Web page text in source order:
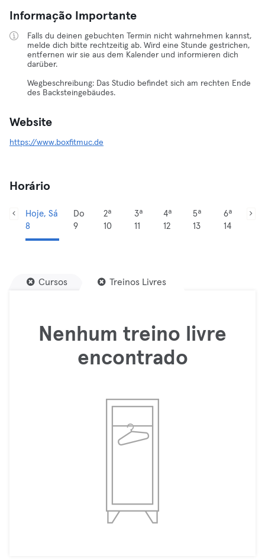
Informação Importante
Falls du deinen gebuchten Termin nicht wahrnehmen kannst,
melde dich bitte rechtzeitig ab. Wird eine Stunde gestrichen,
entfernen wir sie aus dem Kalender und informieren dich
darüber.
Wegbeschreibung: Das Studio befindet sich am rechten Ende
des Backsteingebäudes.
Website
https://www.boxfitmuc.de
Horário
Hoje, Sá
8
Do
9
2ª
10
3ª
11
4ª
12
5ª
13
6ª
14
Cursos Treinos Livres
Nenhum treino livre
encontrado